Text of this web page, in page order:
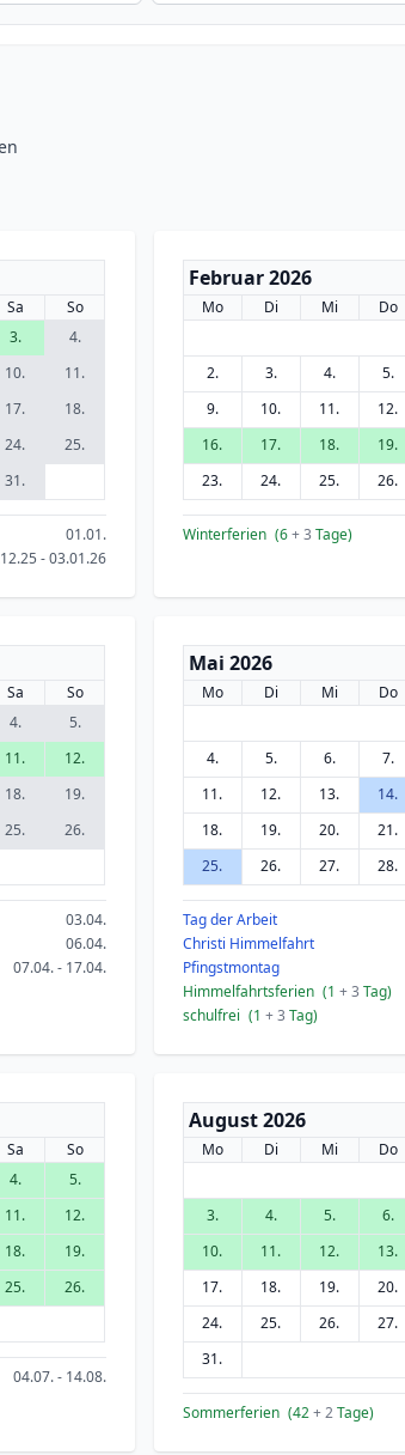
Sa
So
3.
4.
10.
11.
17.
18.
24.
25.
31.
01.01.
- 03.01.26
Februar 2026
Mo Di Mi Do
2.
3. 4. 5.
9.
10. 11. 12.
16.
17. 18. 19.
23.
24. 25. 26.
Winterferien (6+ 3 Tage)
Sa
So
4.
5.
11.
12.
18.
19.
25.
26.
03.04.
06.04.
07.04. - 17.04.
Mai 2026
Mo Di Mi Do
4.
5. 6. 7.
11.
12. 13. 14.
18.
19. 20. 21.
25.
26. 27. 28.
Tag der Arbeit
Christi Himmelfahrt
Pfingstmontag
Himmelfahrtsferien (1 + 3 Tag)
schulfrei (1 + 3 Tag)
Sa
So
4.
5.
11.
12.
18.
19.
25.
26.
04.07. - 14.08.
August 2026
Mo Di Mi Do
3.
4. 5. 6.
10.
11. 12. 13.
17.
18. 19. 20.
24.
25. 26. 27.
31.
Sommerferien (42+ 2Tage)